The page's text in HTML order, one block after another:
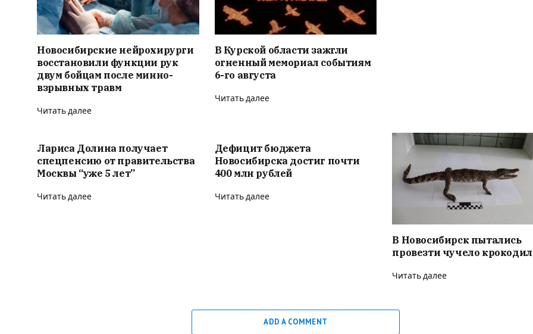
Новосибирские нейрохирурги
восстановили функции рук
двум бойцам после минно-
взрывных травм
Читать далее
В Курской области зажгли
огненный мемориал событиям
6-го августа
Читать далее
Лариса Долина получает
спецпенсию от правительства
Москвы “уже 5 лет”
Читать далее
Дефицит бюджета
Новосибирска достиг почти
400 млн рублей
Читать далее
В Новосибирск пытались
провезти чучело
Читать далее
ADD A COMMENT